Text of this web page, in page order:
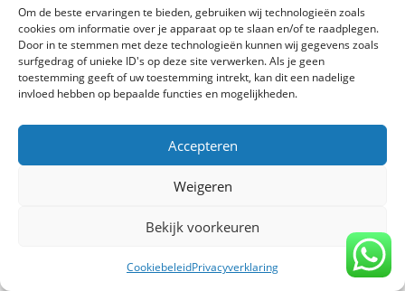
Om de beste ervaringen te bieden, gebruiken wij technologieën zoals
cookies om informatie over je apparaat op te slaan en/of te raadplegen.
Door in te stemmen met deze technologieën kunnen wij gegevens zoals
surfgedrag of unieke ID's op deze site verwerken. Als je geen
toestemming geeft of uw toestemming intrekt, kan dit een nadelige
invloed hebben op bepaalde functies en mogelijkheden.
Accepteren
Weigeren
Bekijk voorkeuren
CookiebeleidPrivacyverklaring
mensen met spanningsklachten of angst voor
ademtekort denken bij krachttraining vooral aan
hijgen, spanning en druk. Maar juist krachttraining
kan je helpen om weer grip...
Privacy verklaring-Algemene voorwaarden
Copyright TrainBeter 2025 |Website design by
BeatsbySV